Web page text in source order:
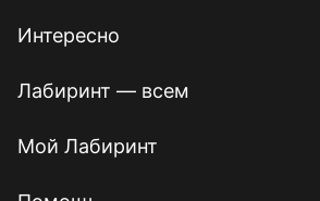
Интересно
Лабиринт — всем
Мой Лабиринт